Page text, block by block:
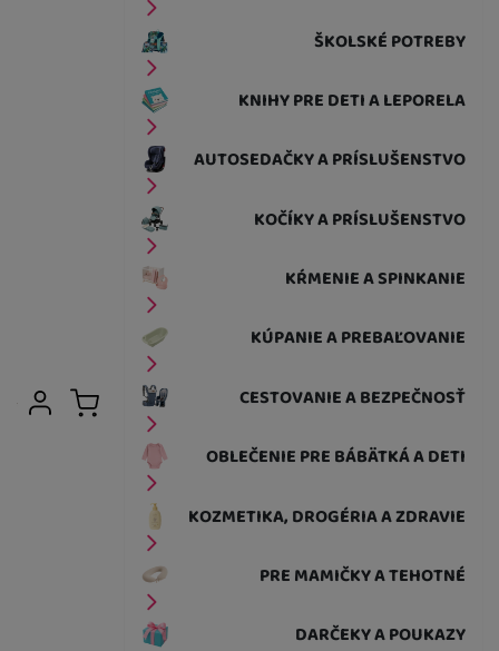
ŠKOLSKÉ POTREBY
KNIHY PRE DETI A LEPORELA
AUTOSEDAČKY A PRÍSLUŠENSTVO
KOČÍKY A PRÍSLUŠENSTVO
KŔMENIE A SPINKANIE
KÚPANIE A PREBAĽOVANIE
CESTOVANIE A BEZPEČNOSŤ
OBLEČENIE PRE BÁBÄTKÁ A DETI
KOZMETIKA, DROGÉRIA A ZDRAVIE
PRE MAMIČKY A TEHOTNÉ
DARČEKY A POUKAZY
Užívateľská sekcia
Prihlásiť sa
Košík